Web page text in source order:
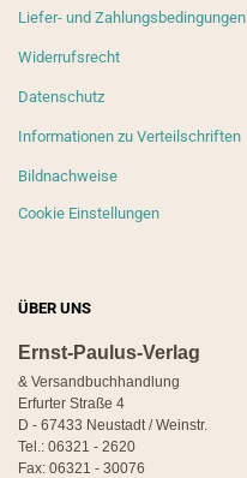
Liefer- und Zahlungsbedingungen
Widerrufsrecht
Datenschutz
Informationen zu Verteilschriften
Bildnachweise
Cookie Einstellungen
ÜBER UNS
Ernst-Paulus-Verlag
& Versandbuchhandlung
Erfurter Straße 4
D - 67433 Neustadt / Weinstr.
Tel.: 06321 - 2620
Fax: 06321 - 30076